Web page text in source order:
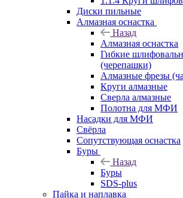
Диски пильные
Алмазная оснастка
Назад
Алмазная оснастка
Гибкие
(черепашки)
Алмазные фрезы
Круги алмазные
Сверла алмазные
Полотна для МФИ
Насадки для МФИ
Свёрла
Сопутствующая оснастка
Буры
Назад
Буры
SDS-plus
Пайка и наплавка